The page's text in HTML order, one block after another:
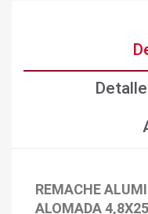
REMACHE
ALOMADA 4,8X25